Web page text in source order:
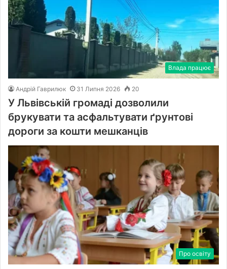
Влада працює
Андрій Гаврилюк 31 Липня 2026 20
У Львівській громаді дозволили
брукувати та асфальтувати ґрунтові
дороги за кошти мешканців
Про освіту